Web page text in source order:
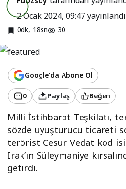
2 Ocak 2024, 09:47yayınlandı
0dk, 18sn 30
Google'da Abone Ol
0
Paylaş Beğen
Milli İstihbarat Teşkilatı,
sözde uyuşturucu ticareti
terörist Cesur Vedat kod
Irak’ın Süleymaniye
getirdi.